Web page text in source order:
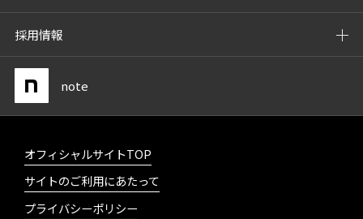
採用情報
note
オフィシャルサイトTOP
サイトのご利用にあたって
プライバシーポリシー